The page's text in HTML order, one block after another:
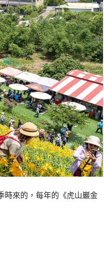
時來的，每年的《虎山巖金